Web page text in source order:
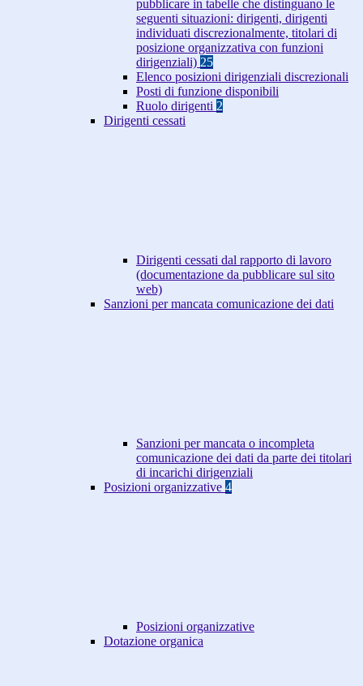
pubblicare in tabelle che distinguano le
seguenti situazioni: dirigenti, dirigenti
individuati discrezionalmente, titolari di
posizione organizzativa con funzioni
dirigenziali) 25
Elenco posizioni dirigenziali discrezionali
Posti di funzione disponibili
Ruolo dirigenti 2
Dirigenti cessati
Dirigenti cessati dal rapporto di lavoro
(documentazione da pubblicare sul sito
web)
Sanzioni per mancata comunicazione dei dati
Sanzioni per mancata o incompleta
comunicazione dei dati da parte dei titolari
di incarichi dirigenziali
Posizioni organizzative 4
Posizioni organizzative
Dotazione organica